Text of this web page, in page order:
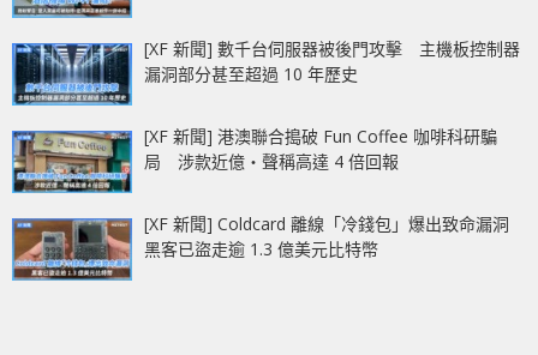
[XF 新聞] 數千台伺服器被後門攻擊 主機板控制器
漏洞部分甚至超過 10 年歷史
[XF 新聞] 港澳聯合搗破 Fun Coffee 咖啡科研騙
局 涉款近億‧聲稱高達 4 倍回報
[XF 新聞] Coldcard 離線「冷錢包」爆出致命漏洞
黑客已盜走逾 1.3 億美元比特幣